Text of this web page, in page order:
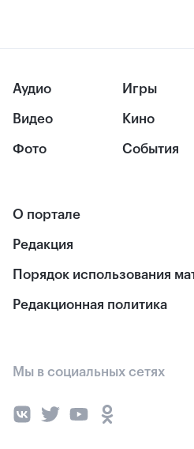
Аудио
Видео
Фото
Игры
Кино
События
О портале
Редакция
Порядок использования
Редакционная политика
Мы в социальных сетях